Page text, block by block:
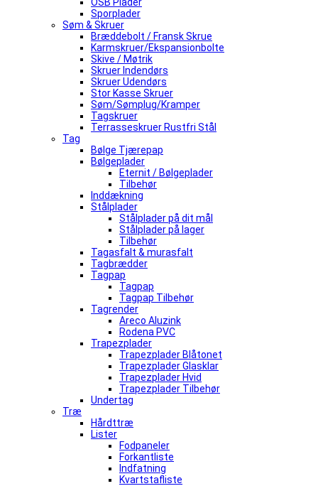
Sporplader
Søm & Skruer
Bræddebolt / Fransk Skrue
Karmskruer/Ekspansionbolte
Skive / Møtrik
Skruer Indendørs
Skruer Udendørs
Stor Kasse Skruer
Søm/Sømplug/Kramper
Tagskruer
Terrasseskruer Rustfri Stål
Tag
Bølge Tjærepap
Bølgeplader
Eternit / Bølgeplader
Tilbehør
Inddækning
Stålplader
Stålplader på dit mål
Stålplader på lager
Tilbehør
Tagasfalt & murasfalt
Tagbrædder
Tagpap
Tagpap
Tagpap Tilbehør
Tagrender
Areco Aluzink
Rodena PVC
Trapezplader
Trapezplader Blåtonet
Trapezplader Glasklar
Trapezplader Hvid
Trapezplader Tilbehør
Undertag
Træ
Hårdttræ
Lister
Fodpaneler
Forkantliste
Indfatning
Kvartstafliste